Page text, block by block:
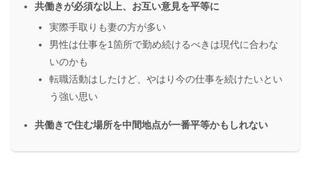
共働きが必須な以上、お互い意見を平等に
実際手取りも妻の方が多い
男性は仕事を1箇所で勤め続けるべきは現代に合わな
いのかも
転職活動はしたけど、やはり今の仕事を続けたいとい
う強い思い
共働きで住む場所を中間地点が一番平等かもしれない